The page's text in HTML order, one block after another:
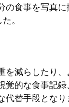
の食事を写真
。
を減らしたり
覚的な食事記
替手段とな